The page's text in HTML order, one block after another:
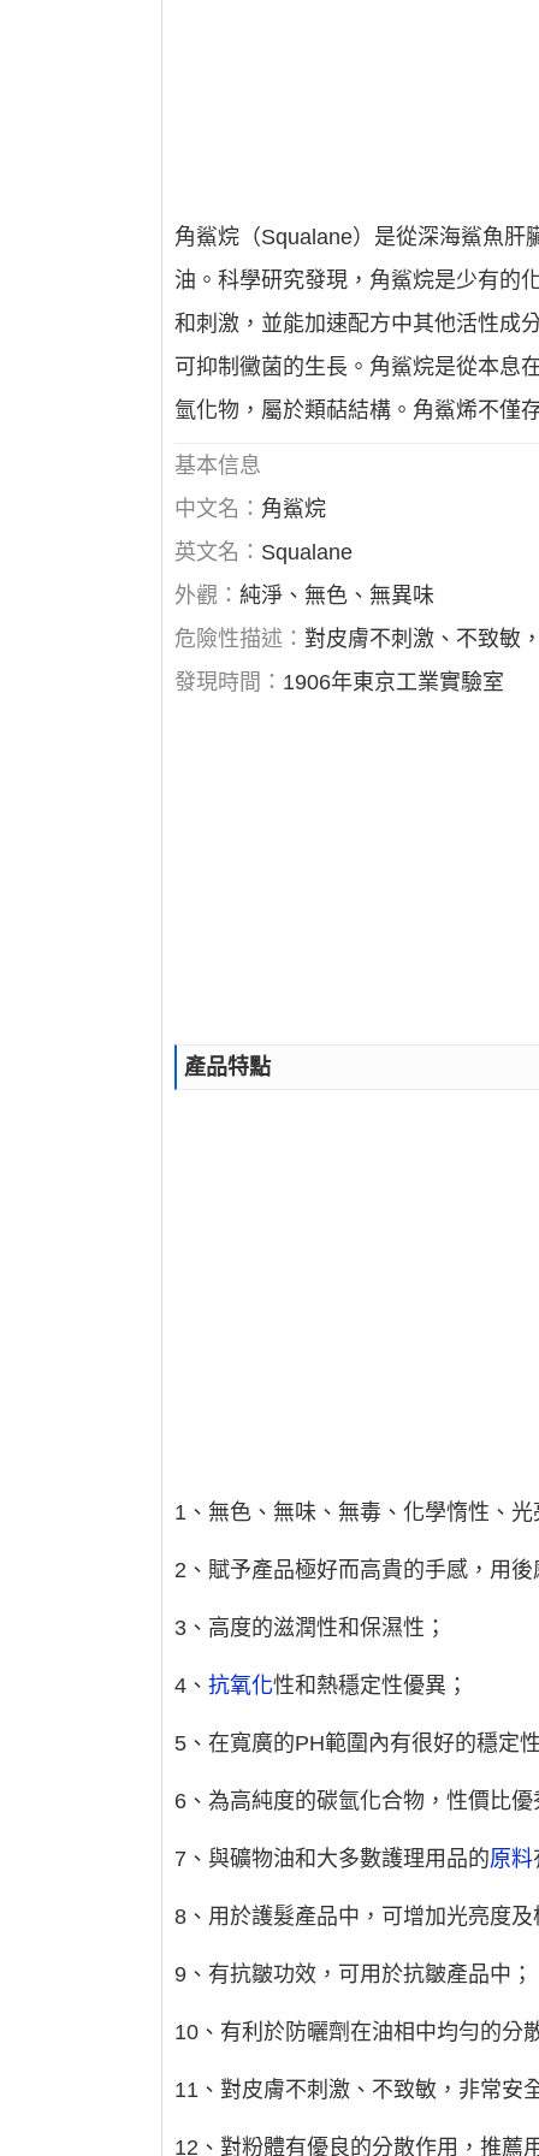
角鯊烷（Squalane）是從深海鯊魚
油。科學研究發現，角鯊烷是少有的
和刺激，並能加速配方中其他活性成
可抑制黴菌的生長。角鯊烷是從本息
氫化物，屬於類萜結構。角鯊烯不僅
基本信息
中文名： 角鯊烷
英文名： Squalane
外觀：純淨、無色、無異味
危險性描述：對皮膚不刺激、不致敏
發現時間： 1906年東京工業實驗室
產品特點
1、無色、無味、無毒、化學惰性、
2、賦予產品極好而高貴的手感，用
3、高度的滋潤性和保濕性；
4、抗氧化性和熱穩定性優異；
5、在寬廣的PH範圍內有很好的穩定
6、為高純度的碳氫化合物，性價比優
7、與礦物油和大多數護理用品的原料
8、用於護髮產品中，可增加光亮度
9、有抗皺功效，可用於抗皺產品中；
10、有利於防曬劑在油相中均勻的分
11、對皮膚不刺激、不致敏，非常安
12、對粉體有優良的分散作用，推薦